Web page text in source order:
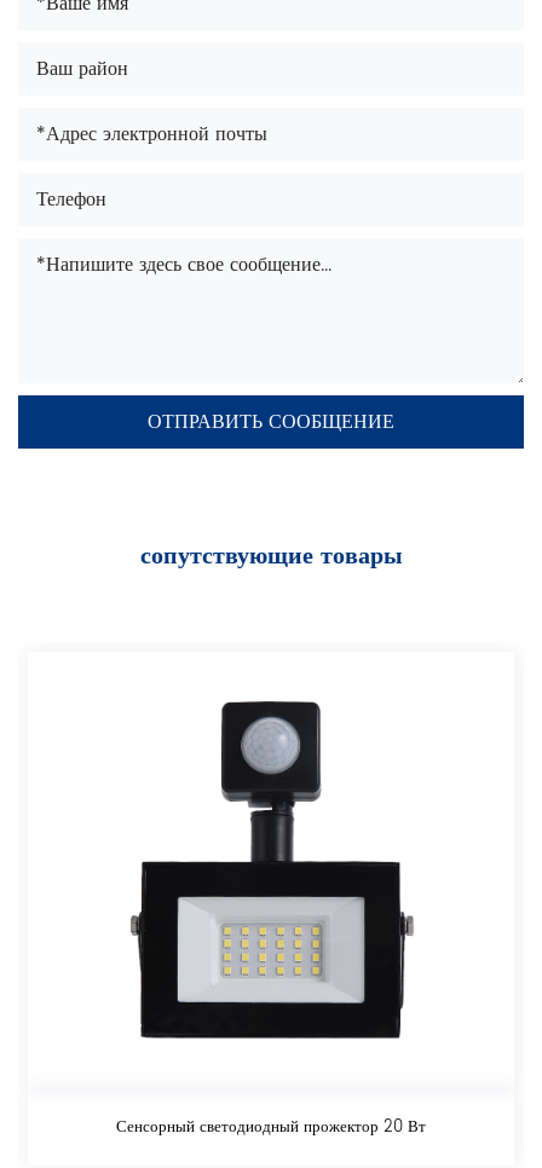
сопутствующие товары
Сенсорный светодиодный прожектор 20 Вт